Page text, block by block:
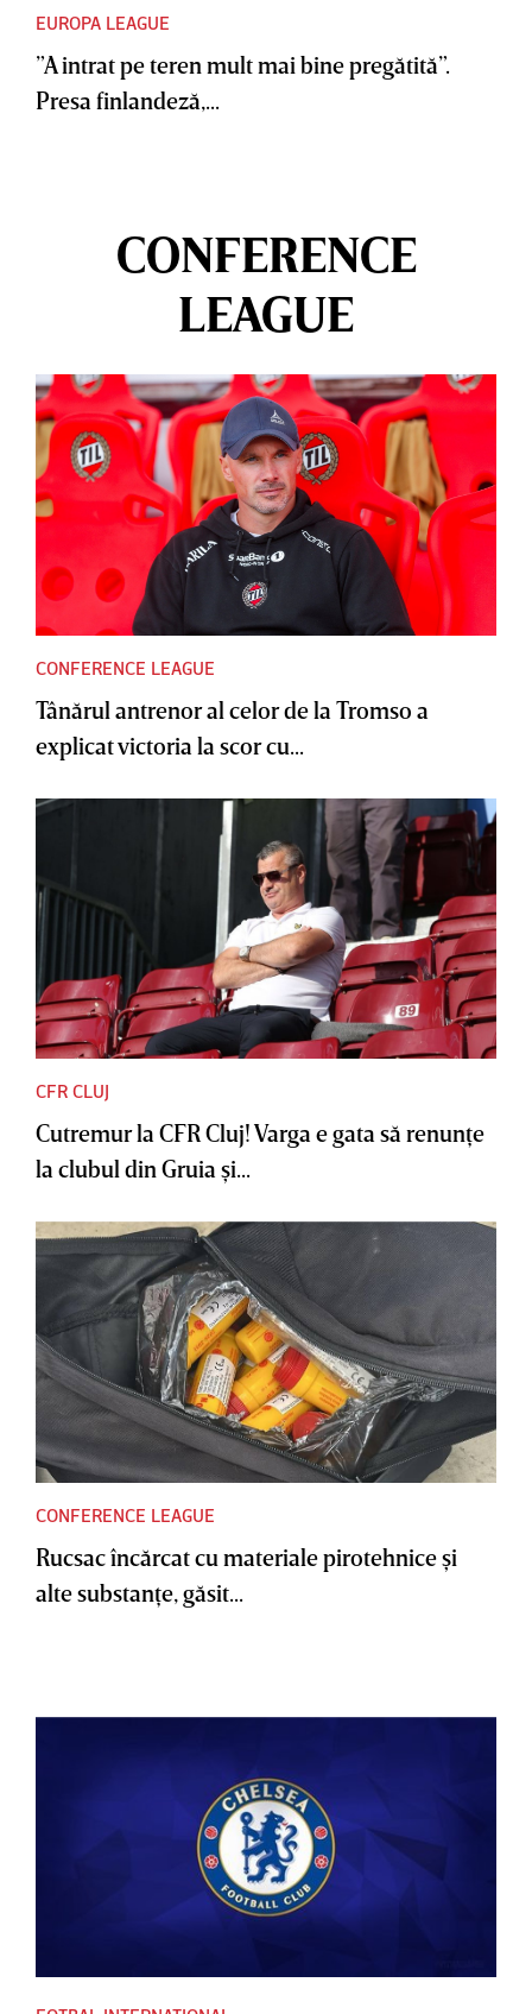
EUROPA LEAGUE
”A intrat pe teren mult mai bine pregătită”.
Presa finlandeză,...
CONFERENCE
LEAGUE
CONFERENCE LEAGUE
Tânărul antrenor al celor de la Tromso a
explicat victoria la scor cu...
CFR CLUJ
Cutremur la CFR Cluj! Varga e gata să renunţe
la clubul din Gruia şi...
CONFERENCE LEAGUE
Rucsac încărcat cu materiale pirotehnice şi
alte substanţe, găsit...